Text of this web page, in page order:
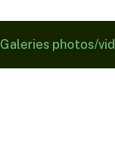
Galeries photos/